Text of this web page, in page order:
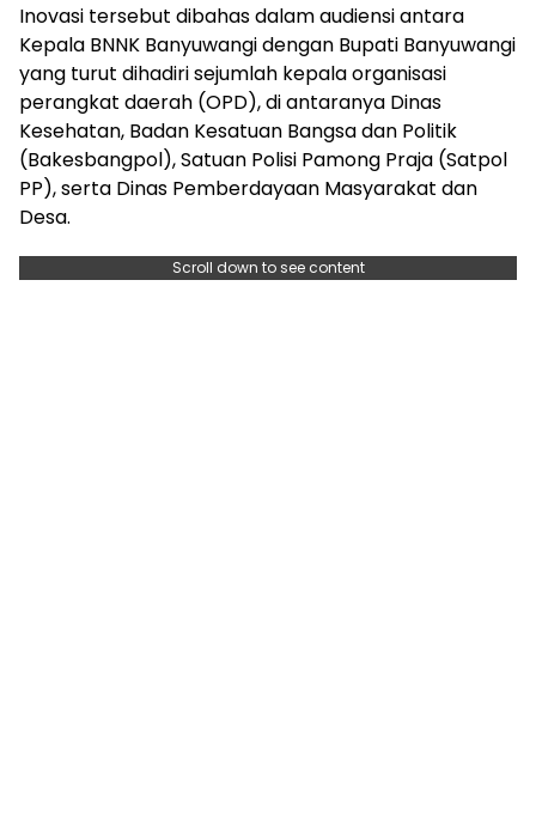
Inovasi tersebut dibahas dalam audiensi antara
Kepala BNNK Banyuwangi dengan Bupati Banyuwangi
yang turut dihadiri sejumlah kepala organisasi
perangkat daerah (OPD), di antaranya Dinas
Kesehatan, Badan Kesatuan Bangsa dan Politik
(Bakesbangpol), Satuan Polisi Pamong Praja (Satpol
PP), serta Dinas Pemberdayaan Masyarakat dan
Desa.
Scroll down to see content